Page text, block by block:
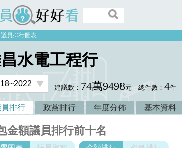
好看
議員排行圖表
水電工程行
建議款： 74萬9498元 總件數：4件
排行 政黨排行 年度分佈 基本資料
金額議員排行前十名